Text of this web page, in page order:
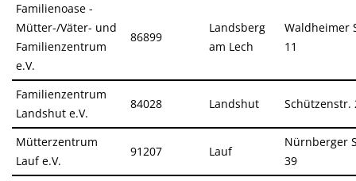
Familienoase -
Mütter-/Väter- und
Familienzentrum
e.V.
86899
Landsberg
am Lech
Waldheimer
11
Familienzentrum
Landshut e.V.
84028 Landshut Schützenstr.
Mütterzentrum
Lauf e.V.
91207 Lauf
Nürnberger
39